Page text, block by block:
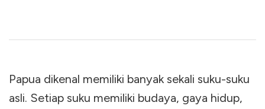
Papua dikenal memiliki banyak sekali suku-suku
asli. Setiap suku memiliki budaya, gaya hidup,